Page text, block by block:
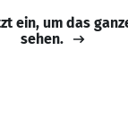
ein, um das
sehen.